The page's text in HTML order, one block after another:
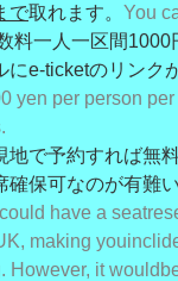
で取れます。 You
料一人一区間1000
e-ticketのリンクが
yen per person
で予約すれば無
保可なのが有難い
have a seat
making you
it would